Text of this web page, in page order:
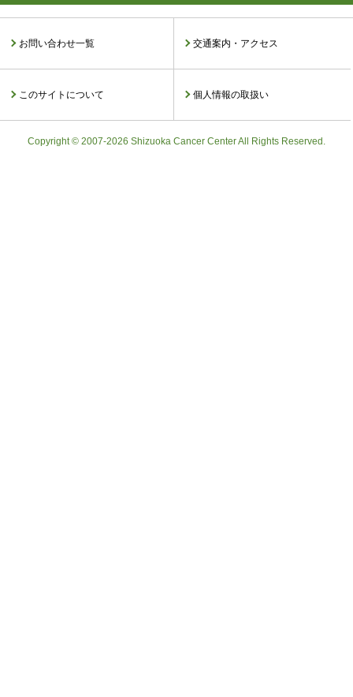
お問い合わせ一覧 交通案内・アクセス
このサイトについて 個人情報の取扱い
Copyright © 2007-2026 Shizuoka Cancer Center All Rights Reserved.